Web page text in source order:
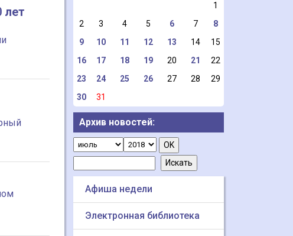
лет
1
2
3 4 5 6 7
8
9
10 11 12 13 14
15
16
17 18 19 20 21
22
23
24 25 26 27 28
29
30
31
Архив новостей:
Афиша недели
Электронная библиотека